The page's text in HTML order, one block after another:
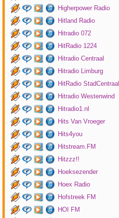
Higherpower Radio
Hitland Radio
Hitradio 072
HitRadio 1224
Hitradio Centraal
Hitradio Limburg
HitRadio StadCentraal
Hitradio Westenwind
Hitradio1.nl
Hits Van Vroeger
Hits4you
Hitstream.FM
Hitzzz!!
Hoeksezender
Hoex Radio
Hofstreek FM
HOI FM